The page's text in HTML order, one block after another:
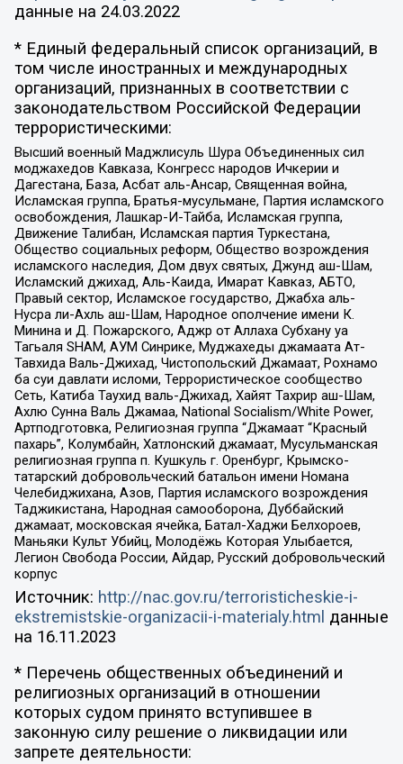
данные на 24.03.2022
* Единый федеральный список организаций, в
том числе иностранных и международных
организаций, признанных в соответствии с
законодательством Российской Федерации
террористическими:
Высший военный Маджлисуль Шура Объединенных сил
моджахедов Кавказа, Конгресс народов Ичкерии и
Дагестана, База, Асбат аль-Ансар, Священная война,
Исламская группа, Братья-мусульмане, Партия исламского
освобождения, Лашкар-И-Тайба, Исламская группа,
Движение Талибан, Исламская партия Туркестана,
Общество социальных реформ, Общество возрождения
исламского наследия, Дом двух святых, Джунд аш-Шам,
Исламский джихад, Аль-Каида, Имарат Кавказ, АБТО,
Правый сектор, Исламское государство, Джабха аль-
Нусра ли-Ахль аш-Шам, Народное ополчение имени К.
Минина и Д. Пожарского, Аджр от Аллаха Субхану уа
Тагьаля SHAM, АУМ Синрике, Муджахеды джамаата Ат-
Тавхида Валь-Джихад, Чистопольский Джамаат, Рохнамо
ба суи давлати исломи, Террористическое сообщество
Сеть, Катиба Таухид валь-Джихад, Хайят Тахрир аш-Шам,
Ахлю Сунна Валь Джамаа, National Socialism/White Power,
Артподготовка, Религиозная группа “Джамаат “Красный
пахарь”, Колумбайн, Хатлонский джамаат, Мусульманская
религиозная группа п. Кушкуль г. Оренбург, Крымско-
татарский добровольческий батальон имени Номана
Челебиджихана, Азов, Партия исламского возрождения
Таджикистана, Народная самооборона, Дуббайский
джамаат, московская ячейка, Батал-Хаджи Белхороев,
Маньяки Культ Убийц, Молодёжь Которая Улыбается,
Легион Свобода России, Айдар, Русский добровольческий
корпус
Источник: http://nac.gov.ru/terroristicheskie-i-
ekstremistskie-organizacii-i-materialy.html данные
на 16.11.2023
* Перечень общественных объединений и
религиозных организаций в отношении
которых судом принято вступившее в
законную силу решение о ликвидации или
запрете деятельности: